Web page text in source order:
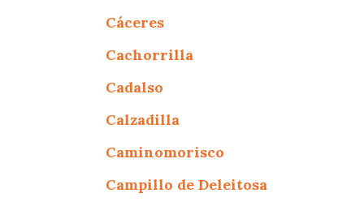
Cáceres
Cachorrilla
Cadalso
Calzadilla
Caminomorisco
Campillo de Deleitosa